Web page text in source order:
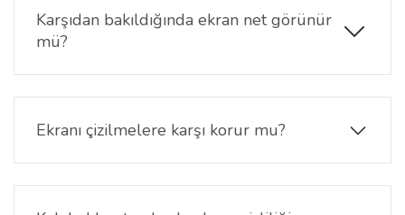
bilgilerinizin korunmasına yardımcı olur.
Karşıdan bakıldığında ekran net görünür
mü?
Evet. Ekran içeriği karşıdan bakıldığında net şekilde
görüntülenebilirken yan açılarda görünürlük azalır.
Ekranı çizilmelere karşı korur mu?
Evet. 9H nano yüzeyi sayesinde günlük kullanım
sırasında oluşabilecek çizik ve sürtünmelere karşı
ekranın korunmasına yardımcı olur.